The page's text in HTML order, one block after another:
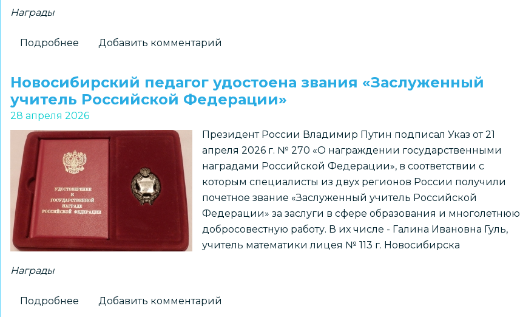
Награды
Подробнее
Новосибирской
гимназии
стала
лауреатом
Всероссийской
викторины
юных
физиков
Отделения
физических
наук
Добавить комментарий
Новосибирский педагог удостоена звания «Заслуженный
учитель Российской Федерации»
28 апреля 2026
Президент России Владимир Путин подписал Указ от 21
апреля 2026 г. № 270 «О награждении государственными
наградами Российской Федерации», в соответствии с
которым специалисты из двух регионов России получили
почетное звание «Заслуженный учитель Российской
Федерации» за заслуги в сфере образования и многолетнюю
добросовестную работу. В их числе - Галина Ивановна Гуль,
учитель математики лицея № 113 г. Новосибирска
Награды
Подробнее Добавить комментарий